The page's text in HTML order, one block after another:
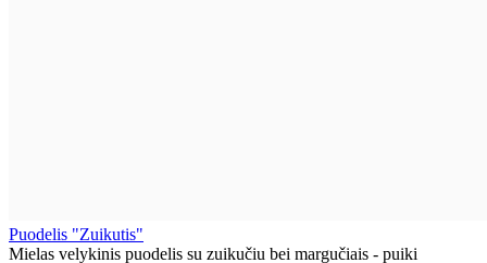
Puodelis "Zuikutis"
Mielas velykinis puodelis su zuikučiu bei margučiais - puiki